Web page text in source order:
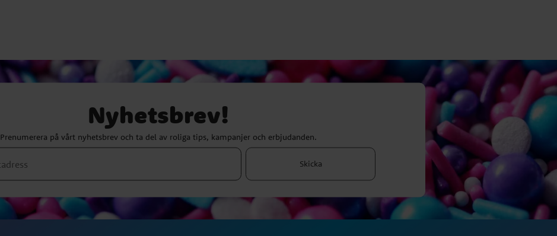
Nyhetsbrev!
Prenumerera på vårt nyhetsbrev och ta del av roliga tips, kampanjer och erbjudanden.
Skicka